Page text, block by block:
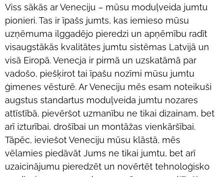
Viss sākās ar Veneciju – mūsu moduļveida jumtu
pionieri. Tas ir īpašs jumts, kas iemieso mūsu
uzņēmuma ilggadējo pieredzi un apņēmību radīt
visaugstākās kvalitātes jumtu sistēmas Latvijā un
visā Eiropā. Venecja ir pirmā un uzskatāmā par
vadošo, piešķirot tai īpašu nozīmi mūsu jumtu
ģimenes vēsturē. Ar Veneciju mēs esam noteikuši
augstus standartus moduļveida jumtu nozares
attīstībā, pievēršot uzmanību ne tikai dizainam, bet
arī izturībai, drošībai un montāžas vienkāršībai.
Tāpēc, ieviešot Veneciju mūsu klāstā, mēs
vēlamies piedāvāt Jums ne tikai jumtu, bet arī
uzaicinājumu pieredzēt un novērtēt tehnoloģisko